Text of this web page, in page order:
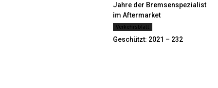
Jahre der Bremsenspezialist
im Aftermarket
Verkehrsblatt
Geschützt: 2021 – 232